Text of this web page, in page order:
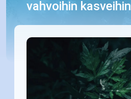
vahvoihin kasveihin